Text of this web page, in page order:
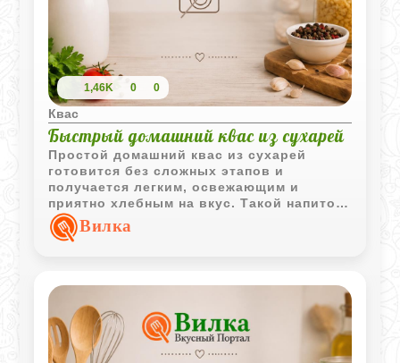
1,46K 0 0
Квас
Быстрый домашний квас из сухарей
Простой домашний квас из сухарей
готовится без сложных этапов и
получается легким, освежающим и
приятно хлебным на вкус. Такой напиток
отлично подходит для жарких дней и
хорошо охлаждает после нескольких
Вилка